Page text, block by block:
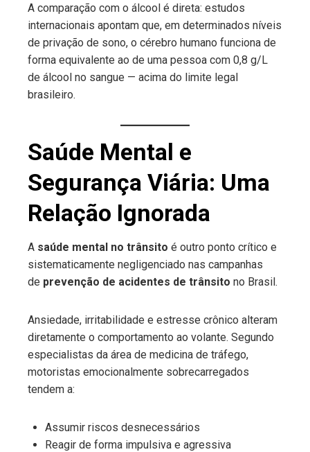
A comparação com o álcool é direta: estudos
internacionais apontam que, em determinados níveis
de privação de sono, o cérebro humano funciona de
forma equivalente ao de uma pessoa com 0,8 g/L
de álcool no sangue — acima do limite legal
brasileiro.
Saúde Mental e
Segurança Viária: Uma
Relação Ignorada
A saúde mental no trânsito é outro ponto crítico e
sistematicamente negligenciado nas campanhas
de prevenção de acidentes de trânsito no Brasil.
Ansiedade, irritabilidade e estresse crônico alteram
diretamente o comportamento ao volante. Segundo
especialistas da área de medicina de tráfego,
motoristas emocionalmente sobrecarregados
tendem a:
Assumir riscos desnecessários
Reagir de forma impulsiva e agressiva